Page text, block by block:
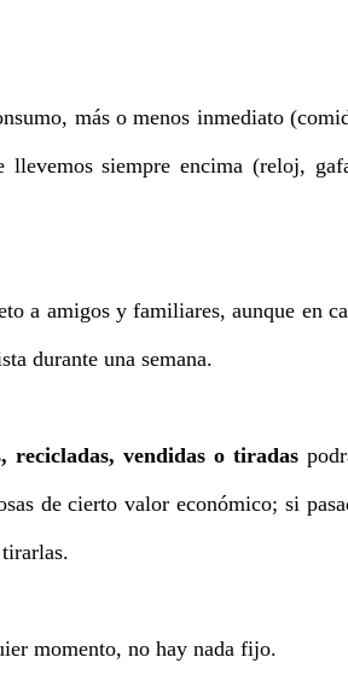
más o menos inmediato
llevemos siempre encima (reloj,
a amigos y familiares, aunque en
durante una semana.
recicladas, vendidas o tiradas
de cierto valor económico; si
momento, no hay nada fijo.